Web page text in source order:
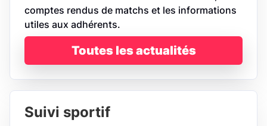
comptes rendus de matchs et les informations
utiles aux adhérents.
Toutes les actualités
Suivi sportif